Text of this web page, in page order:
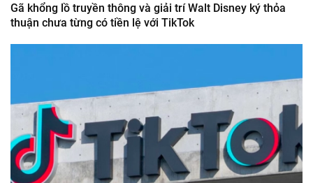
Gã khổng lồ truyền thông và giải trí Walt Disney ký thỏa
thuận chưa từng có tiền lệ với TikTok